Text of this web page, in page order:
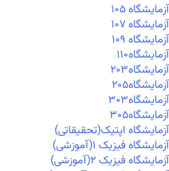
آزمايشگاه ۱۰۵
آزمايشگاه ۱۰۷
آزمايشگاه ۱۰۹
آزمايشگاه۱۱۰
آزمايشگاه۲۰۳
آزمايشگاه۲۰۵
آزمايشگاه۳۰۳
آزمايشگاه۳۰۵
آزمایشگاه اپتیک(تحقیقاتی)
آزمایشگاه فیزیک ۱(آموزشی)
آزمایشگاه فیزیک ۲(آموزشی)